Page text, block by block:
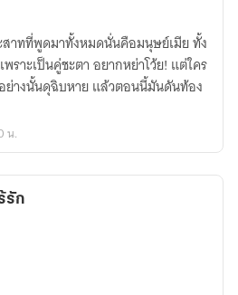
าทที่พูดมาทั้งหมดนั่นคือมนุษย์เมีย ทั้ง
อยากหย่าโว้ย! แต่ใคร
าย แล้วตอนนี้มันดันท้อง
น.
รัก